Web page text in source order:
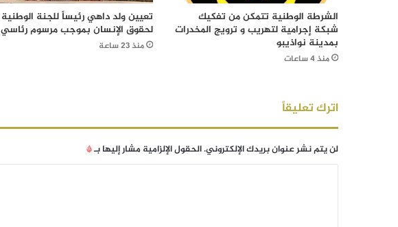
الشرطة الوطنية تتمكن من تفكيك
شبكة إجرامية لتهريب و ترويج المخدرات
بمدينة نواذيبو
منذ 4 ساعات
تعيين ولد داهي رئيساً للجنة الوطنية
لحقوق الإنسان بموجب مرسوم رئاسي
منذ 23 ساعة
اترك تعليقاً
لن يتم نشر عنوان بريدك الإلكتروني.الحقول الإلزامية مشار إليها بـ*